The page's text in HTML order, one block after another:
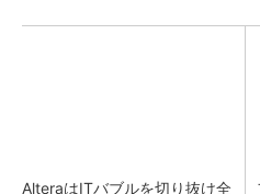
AlteraはITバブルを切り抜け全